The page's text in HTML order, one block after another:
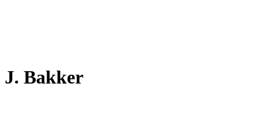
J. Bakker